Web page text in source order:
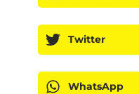
Twitter
WhatsApp